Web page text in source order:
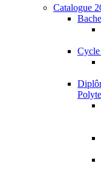
Catalogue